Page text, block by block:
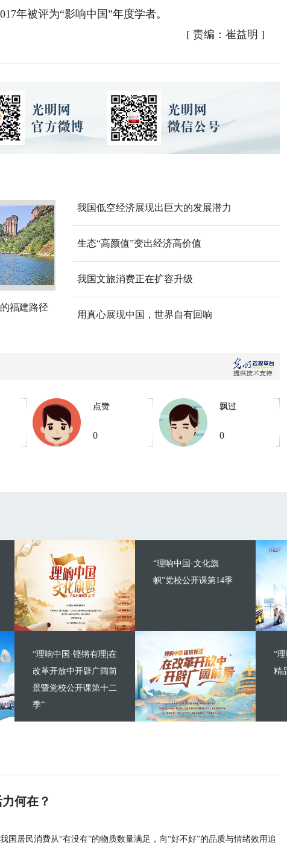
年被评为“影响中国”年度学者。
[ 责编：崔益明 ]
福建路径
我国低空经济展现出巨大的发展潜力
生态“高颜值”变出经济高价值
我国文旅消费正在扩容升级
用真心展现中国，世界自有回响
点赞
0
飘过
0
“理响中国·文化旗
帜”党校公开课第14季
“理响中国·铿锵有理|在
改革开放中开辟广阔前
景暨党校公开课第十二
季”
“
精
何在？
居民消费从“有没有”的物质数量满足，向“好不好”的品质与情绪效用追